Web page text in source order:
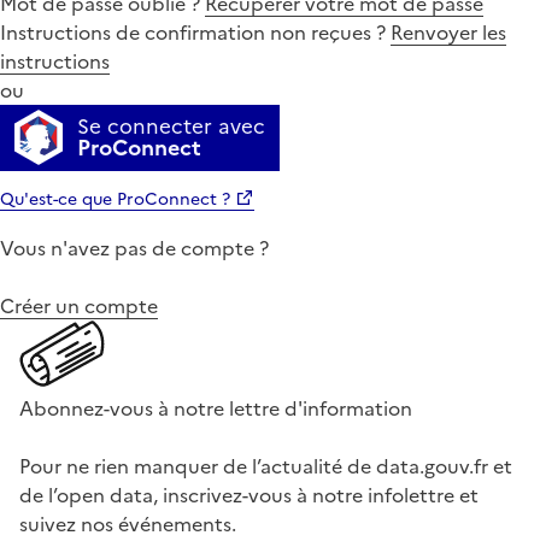
Instructions de confirmation non reçues ? Renvoyer les
instructions
ou
Se connecter avec
ProConnect
Qu'est-ce que ProConnect ?
Vous n'avez pas de compte ?
Créer un compte
Abonnez-vous à notre lettre d'information
Pour ne rien manquer de l’actualité de data.gouv.fr et
de l’open data, inscrivez-vous à notre infolettre et
suivez nos événements.